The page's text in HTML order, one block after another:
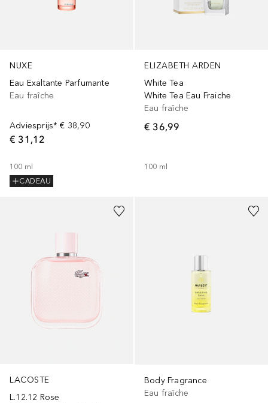
NUXE
Eau Exaltante Parfumante
Eau fraîche
Adviesprijs* € 38,90
€ 31,12
100 ml
CADEAU
ELIZABETH ARDEN
White Tea
White Tea Eau Fraiche
Eau fraîche
€ 36,99
100 ml
LACOSTE
L.12.12 Rose
Body Fragrance
Eau fraîche